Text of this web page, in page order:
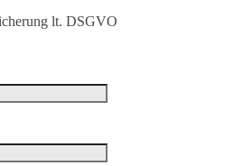
lt. DSGVO